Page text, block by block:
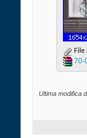
File
70-
Ultima modifica